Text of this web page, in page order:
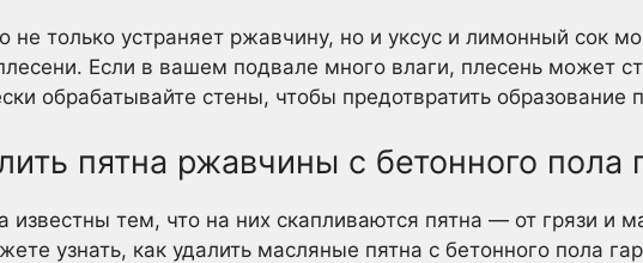
не только устраняет ржавчину, но и уксус и лимонный сок
Если в вашем подвале много влаги, плесень может
обрабатывайте стены, чтобы предотвратить образование
пятна ржавчины с бетонного пола
известны тем, что на них скапливаются пятна — от грязи и
узнать, как удалить масляные пятна с бетонного пола